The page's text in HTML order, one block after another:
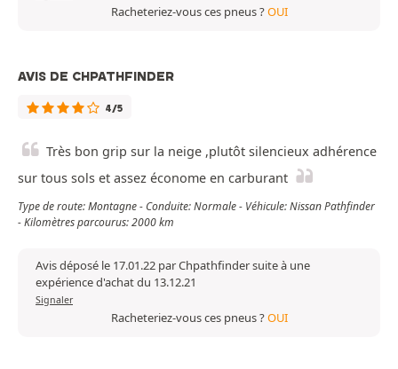
Racheteriez-vous ces pneus ?OUI
AVIS DE CHPATHFINDER
4/5
Très bon grip sur la neige ,plutôt silencieux adhérence
sur tous sols et assez économe en carburant
Type de route: Montagne - Conduite: Normale - Véhicule: Nissan Pathfinder
- Kilomètres parcourus: 2000 km
Avis déposé le 17.01.22 par Chpathfinder suite à une
expérience d'achat du 13.12.21
Signaler
Racheteriez-vous ces pneus ?OUI